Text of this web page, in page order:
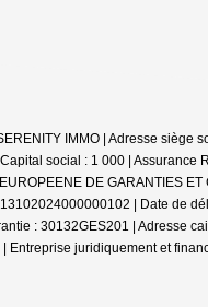
IMMO | Adresse siège
social : 1 000 | Assurance
DE GARANTIES
| Date de
: 30132GES201 | Adresse
Entreprise juridiquement et